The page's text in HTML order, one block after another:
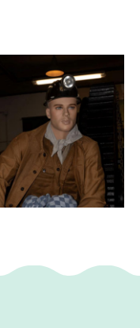
nemen op de